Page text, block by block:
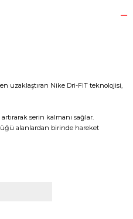
uzaklaştıran Nike Dri-FIT teknolojisi,
serin kalmanı sağlar.
alanlardan birinde hareket